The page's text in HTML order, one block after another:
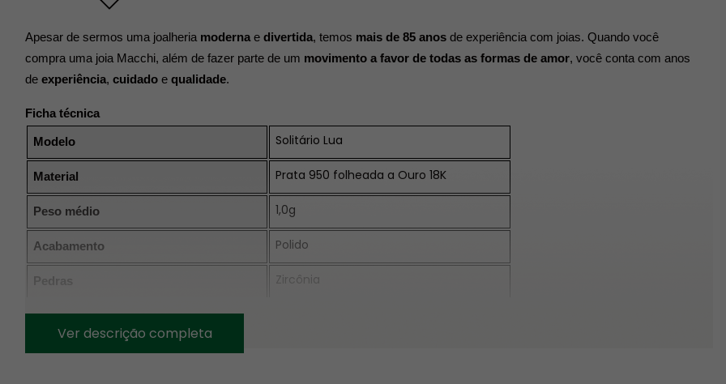
Apesar de sermos uma joalheria moderna e divertida, temos mais de 85 anos de experiência com joias. Quando você
compra uma joia Macchi, além de fazer parte de um movimento a favor de todas as formas de amor, você conta com anos
de experiência, cuidado e qualidade.
Ficha técnica
Modelo Solitário Lua
Material Prata 950 folheada a Ouro 18K
Peso médio 1,0g
Acabamento Polido
Pedras Zircônia
Gravação
Ver descrição completa